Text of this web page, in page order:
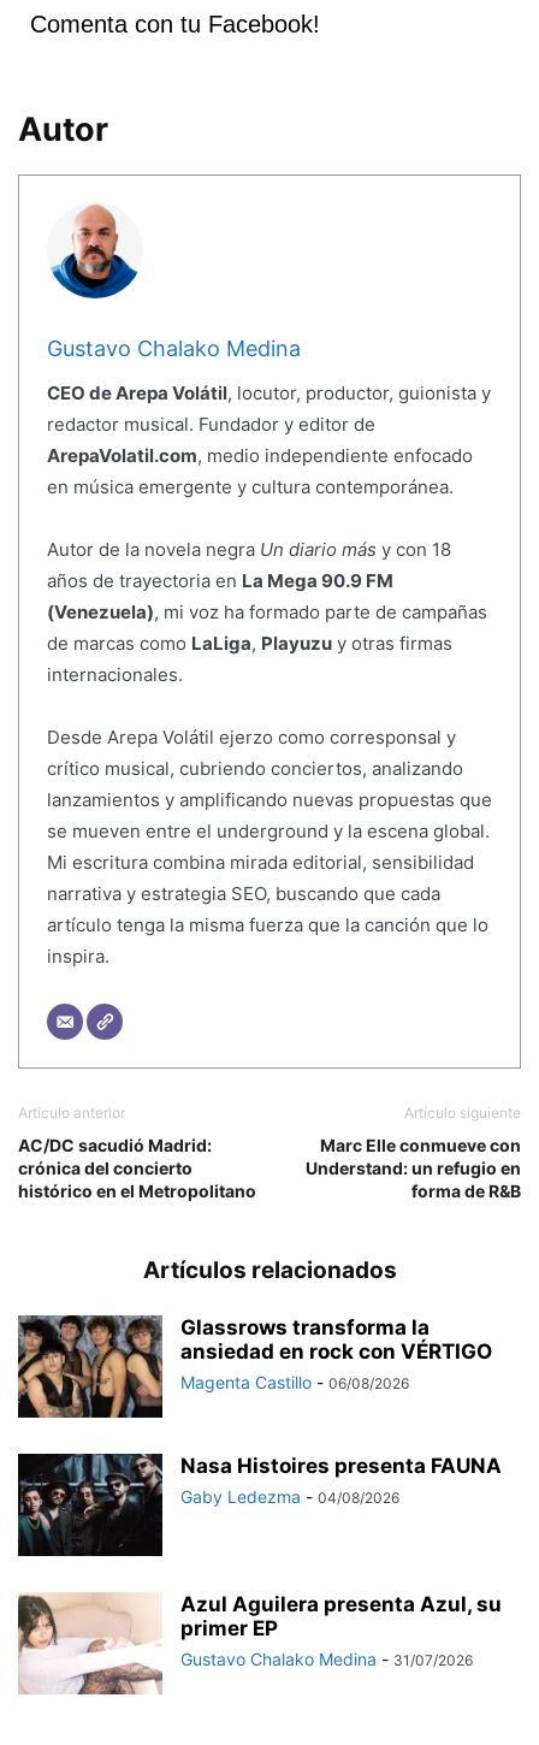
Comenta con tu Facebook!
Autor
Gustavo Chalako Medina
CEO de Arepa Volátil, locutor, productor, guionista y
redactor musical. Fundador y editor de
ArepaVolatil.com, medio independiente enfocado
en música emergente y cultura contemporánea.
Autor de la novela negra Un diario más y con 18
años de trayectoria en La Mega 90.9 FM
(Venezuela), mi voz ha formado parte de campañas
de marcas como LaLiga, Playuzuy otras firmas
internacionales.
Desde Arepa Volátil ejerzo como corresponsal y
crítico musical, cubriendo conciertos, analizando
lanzamientos y amplificando nuevas propuestas que
se mueven entre el underground y la escena global.
Mi escritura combina mirada editorial, sensibilidad
narrativa y estrategia SEO, buscando que cada
artículo tenga la misma fuerza que la canción que lo
inspira.
Artículo anterior
AC/DC sacudió Madrid:
crónica del concierto
histórico en el Metropolitano
Artículo siguiente
Marc Elle conmueve con
Understand: un refugio en
forma de R&B
Artículos relacionados
Glassrows transforma la
ansiedad en rock con VÉRTIGO
Magenta Castillo - 06/08/2026
Nasa Histoires presenta FAUNA
Gaby Ledezma - 04/08/2026
Azul Aguilera presenta Azul, su
primer EP
Gustavo Chalako Medina - 31/07/2026